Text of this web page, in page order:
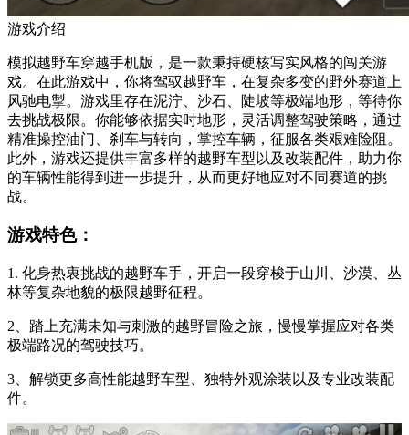
游戏介绍
模拟越野车穿越手机版，是一款秉持硬核写实风格的闯关游
戏。在此游戏中，你将驾驭越野车，在复杂多变的野外赛道上
风驰电掣。游戏里存在泥泞、沙石、陡坡等极端地形，等待你
去挑战极限。你能够依据实时地形，灵活调整驾驶策略，通过
精准操控油门、刹车与转向，掌控车辆，征服各类艰难险阻。
此外，游戏还提供丰富多样的越野车型以及改装配件，助力你
的车辆性能得到进一步提升，从而更好地应对不同赛道的挑
战。
游戏特色：
1. 化身热衷挑战的越野车手，开启一段穿梭于山川、沙漠、丛
林等复杂地貌的极限越野征程。
2、踏上充满未知与刺激的越野冒险之旅，慢慢掌握应对各类
极端路况的驾驶技巧。
3、解锁更多高性能越野车型、独特外观涂装以及专业改装配
件。